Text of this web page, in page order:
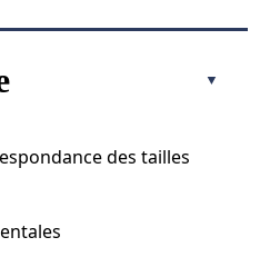
des tailles